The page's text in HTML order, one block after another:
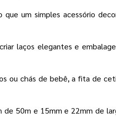
um simples acessório
laços elegantes e
ou chás de bebê, a fita de
50m e 15mm e 22mm de